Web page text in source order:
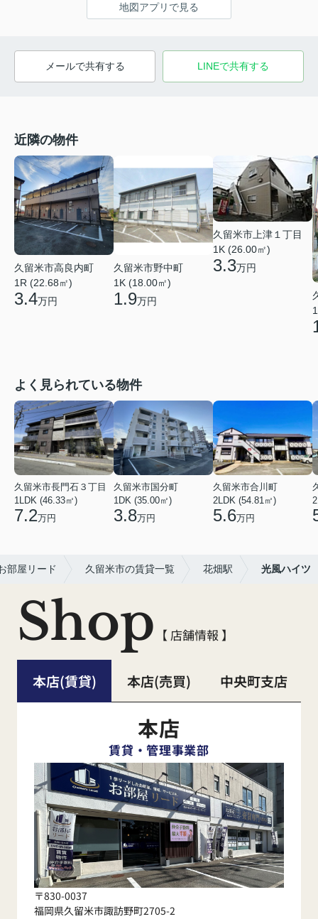
地図アプリで見る
メールで共有する LINEで共有する
近隣の物件
久留米市高良内町
1R (22.68㎡)
3.4万円
久留米市野中町
1K (18.00㎡)
1.9万円
久留米市上津１丁目
1K (26.00㎡)
3.3万円
よく見られている物件
久留米市長門石３丁目
1LDK (46.33㎡)
7.2万円
久留米市国分町
1DK (35.00㎡)
3.8万円
久留米市合川町
2LDK (54.81㎡)
5.6万円
部屋リード 久留米市の賃貸一覧 花畑駅 光風ハイツ
Shop 【 店舗情報 】
本店(賃貸) 本店(売買) 中央町支店
本店
賃貸・管理事業部
〒830-0037
福岡県久留米市諏訪野町2705-2